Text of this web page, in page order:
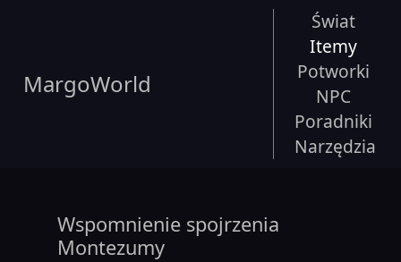
MargoWorld
Świat
Itemy
Potworki
NPC
Poradniki
Narzędzia
Wspomnienie spojrzenia
Montezumy